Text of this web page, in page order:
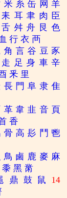
米 糸 缶 网 羊
耒 耳 聿 肉 臣
舌 舛 舟 艮 色
行 衣 襾
角 言 谷 豆 豕
走 足 身 車 辛
釆 里
長 門 阜 隶 隹
革 韋 韭 音 頁
香
骨 高 髟 鬥 鬯
鳥 鹵 鹿 麥 麻
黍 黑 黹
鼎 鼓 鼠
14